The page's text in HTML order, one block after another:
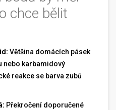
chce bělit
Většina domácích pásek
nebo karbamidový
reakce se barva zubů
Překročení doporučené